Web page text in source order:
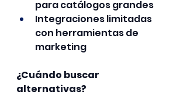
para catálogos grandes
Integraciones limitadas
con herramientas de
marketing
¿Cuándo buscar
alternativas?